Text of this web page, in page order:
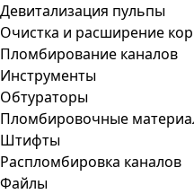
Девитализация пульпы
Очистка и расширение
Пломбирование каналов
Инструменты
Обтураторы
Пломбировочные
Штифты
Распломбировка каналов
Файлы